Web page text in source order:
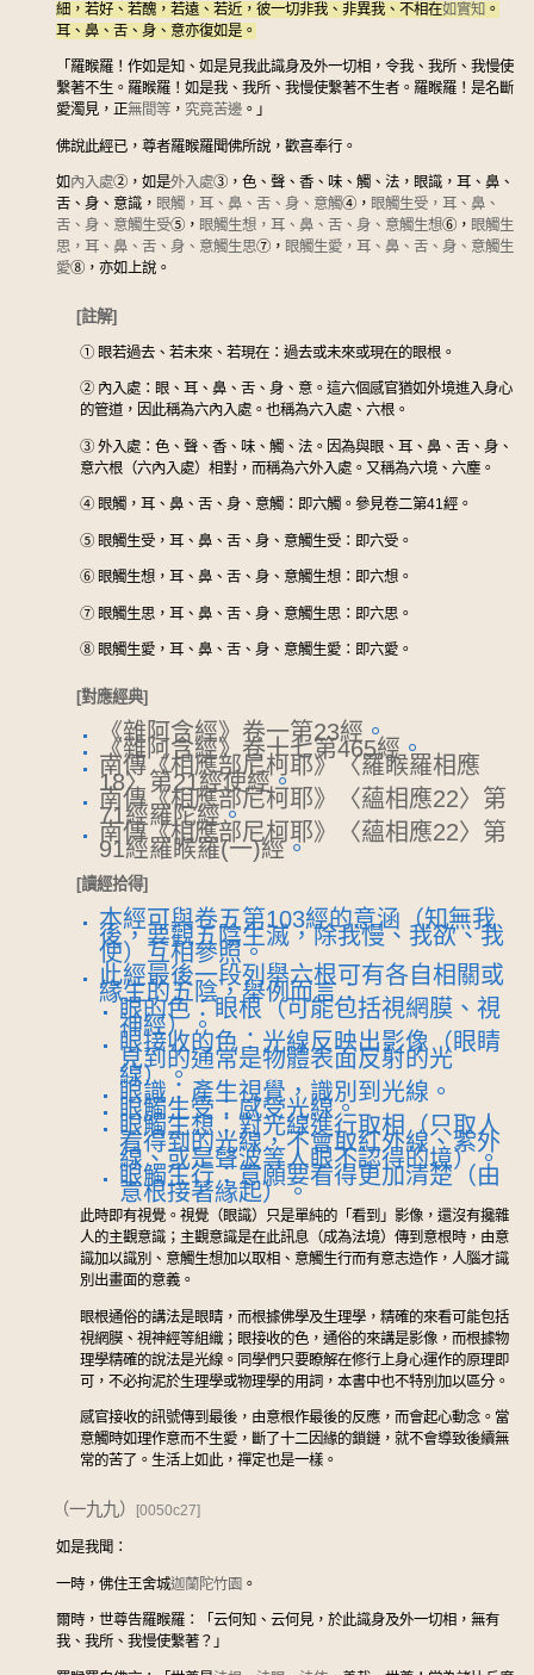
細，若好、若醜，若遠、若近，彼一切非我、非異我、不相在如實知 。
耳、鼻、舌、身、意亦復如是。
「羅睺羅！作如是知、如是見我此識身及外一切相，令我、我所、我慢使
繫著不生。羅睺羅！如是我、我所、我慢使繫著不生者。羅睺羅！是名斷
愛濁見，正無間等 ， 究竟苦邊 。」
佛說此經已，尊者羅睺羅聞佛所說，歡喜奉行。
如內入處② ，如是外入處③ ，色、聲、香、味、觸、法，眼識，耳、鼻、
舌、身、意識， 眼觸，耳、鼻、舌、身、意觸④ ， 眼觸生受，耳、鼻、
舌、身、意觸生受⑤ ， 眼觸生想，耳、鼻、舌、身、意觸生想⑥ ， 眼觸生
思，耳、鼻、舌、身、意觸生思⑦ ， 眼觸生愛，耳、鼻、舌、身、意觸生
愛⑧ ，亦如上說。
[註解]
① 眼若過去、若未來、若現在：過去或未來或現在的眼根。
② 內入處：眼、耳、鼻、舌、身、意。這六個感官猶如外境進入身心
的管道，因此稱為六內入處。也稱為六入處、六根。
③ 外入處：色、聲、香、味、觸、法。因為與眼、耳、鼻、舌、身、
意六根（六內入處）相對，而稱為六外入處。又稱為六境、六塵。
④ 眼觸，耳、鼻、舌、身、意觸：即六觸。參見卷二第41經。
⑤ 眼觸生受，耳、鼻、舌、身、意觸生受：即六受。
⑥ 眼觸生想，耳、鼻、舌、身、意觸生想：即六想。
⑦ 眼觸生思，耳、鼻、舌、身、意觸生思：即六思。
⑧ 眼觸生愛，耳、鼻、舌、身、意觸生愛：即六愛。
[對應經典]
《雜阿含經》卷一第23經 。
《雜阿含經》卷十七第465經。
南傳《相應部尼柯耶》〈羅睺羅相應
18〉第21經使經。
南傳《相應部尼柯耶》〈蘊相應22〉第
71經羅陀經。
南傳《相應部尼柯耶》〈蘊相應22〉第
91經羅睺羅(一)經。
[讀經拾得]
本經可與卷五第103經的意涵（知無我
後，要觀五陰生滅，除我慢、我欲、我
使）互相參照。
此經最後一段列舉六根可有各自相關或
緣生的五陰，舉例而言：
眼的色：眼根（可能包括視網膜、視
神經）。
眼接收的色：光線反映出影像（眼睛
見到的通常是物體表面反射的光
線）。
眼識：產生視覺，識別到光線。
眼觸生受：感受光線。
眼觸生想：對光線進行取相（只取人
看得到的光線，不會取紅外線、紫外
線、或是聲波等人眼不認得的境）。
眼觸生行：意願要看得更加清楚（由
意根接著緣起）。
此時即有視覺。視覺（眼識）只是單純的「看到」影像，還沒有攙雜
人的主觀意識；主觀意識是在此訊息（成為法境）傳到意根時，由意
識加以識別、意觸生想加以取相、意觸生行而有意志造作，人腦才識
別出畫面的意義。
眼根通俗的講法是眼睛，而根據佛學及生理學，精確的來看可能包括
視網膜、視神經等組織；眼接收的色，通俗的來講是影像，而根據物
理學精確的說法是光線。同學們只要瞭解在修行上身心運作的原理即
可，不必拘泥於生理學或物理學的用詞，本書中也不特別加以區分。
感官接收的訊號傳到最後，由意根作最後的反應，而會起心動念。當
意觸時如理作意而不生愛，斷了十二因緣的鎖鏈，就不會導致後續無
常的苦了。生活上如此，禪定也是一樣。
（一九九） [0050c27]
如是我聞：
一時，佛住王舍城迦蘭陀竹園 。
爾時，世尊告羅睺羅：「云何知、云何見，於此識身及外一切相，無有
我、我所、我慢使繫著？」